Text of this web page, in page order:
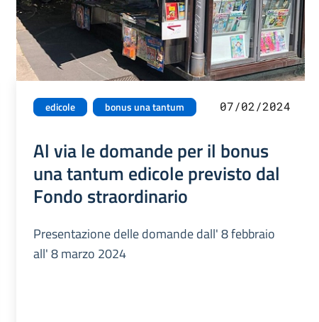
edicole bonus una tantum 07/02/2024
Al via le domande per il bonus
una tantum edicole previsto dal
Fondo straordinario
Presentazione delle domande dall' 8 febbraio
all' 8 marzo 2024